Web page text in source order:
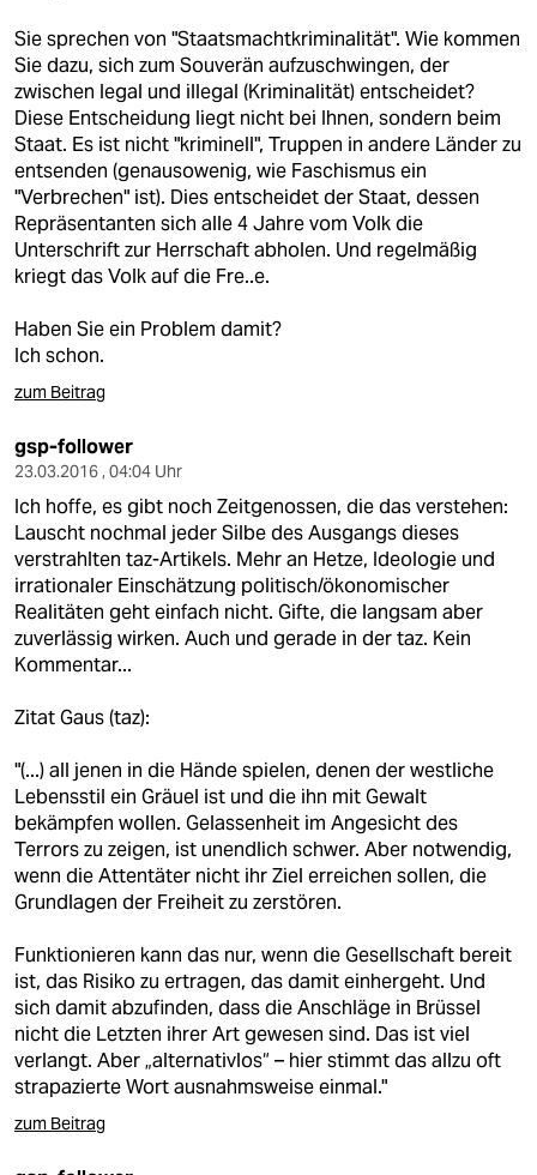
Sie sprechen von "Staatsmachtkriminalität". Wie kommen
Sie dazu, sich zum Souverän aufzuschwingen, der
zwischen legal und illegal (Kriminalität) entscheidet?
Diese Entscheidung liegt nicht bei Ihnen, sondern beim
Staat. Es ist nicht "kriminell", Truppen in andere Länder zu
entsenden (genausowenig, wie Faschismus ein
"Verbrechen" ist). Dies entscheidet der Staat, dessen
Repräsentanten sich alle 4 Jahre vom Volk die
Unterschrift zur Herrschaft abholen. Und regelmäßig
kriegt das Volk auf die Fre..e.
Haben Sie ein Problem damit?
Ich schon.
zum Beitrag
gsp-follower
23.03.2016 , 04:04 Uhr
Ich hoffe, es gibt noch Zeitgenossen, die das verstehen:
Lauscht nochmal jeder Silbe des Ausgangs dieses
verstrahlten taz-Artikels. Mehr an Hetze, Ideologie und
irrationaler Einschätzung politisch/ökonomischer
Realitäten geht einfach nicht. Gifte, die langsam aber
zuverlässig wirken. Auch und gerade in der taz. Kein
Kommentar...
Zitat Gaus (taz):
"(...) all jenen in die Hände spielen, denen der westliche
Lebensstil ein Gräuel ist und die ihn mit Gewalt
bekämpfen wollen. Gelassenheit im Angesicht des
Terrors zu zeigen, ist unendlich schwer. Aber notwendig,
wenn die Attentäter nicht ihr Ziel erreichen sollen, die
Grundlagen der Freiheit zu zerstören.
Funktionieren kann das nur, wenn die Gesellschaft bereit
ist, das Risiko zu ertragen, das damit einhergeht. Und
sich damit abzufinden, dass die Anschläge in Brüssel
nicht die Letzten ihrer Art gewesen sind. Das ist viel
verlangt. Aber „alternativlos“ – hier stimmt das allzu oft
strapazierte Wort ausnahmsweise einmal."
zum Beitrag